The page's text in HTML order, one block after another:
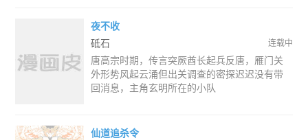
夜不收
砥石
连载中
唐高宗时期，传言突厥酋长起兵反唐，雁门关
外形势风起云涌但出关调查的密探迟迟没有带
回消息，主角玄明所在的小队
仙道追杀令